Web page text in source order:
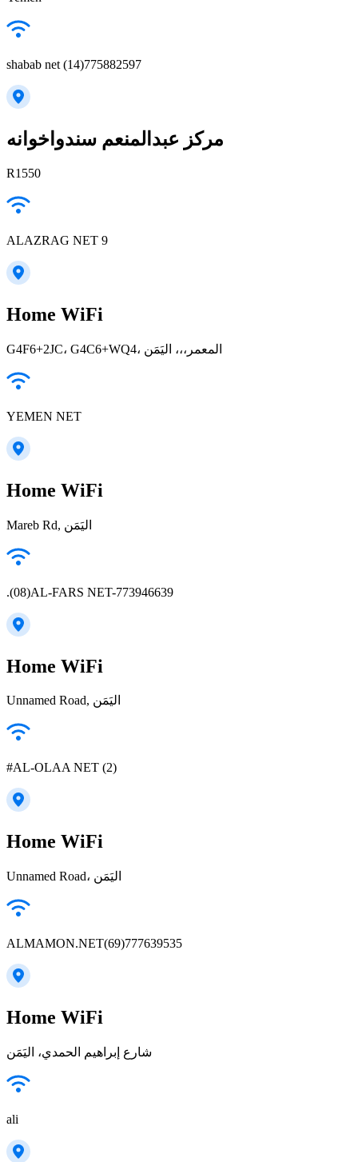
shabab net (14)775882597
مركز عبدالمنعم سندواخوانه
R1550
ALAZRAG NET 9
Home WiFi
G4F6+2JC، G4C6+WQ4، المعمر،،، اليَمَن
YEMEN NET
Home WiFi
Mareb Rd, اليَمَن
.(08)AL-FARS NET-773946639
Home WiFi
Unnamed Road, اليَمَن
#AL-OLAA NET (2)
Home WiFi
Unnamed Road، اليَمَن
ALMAMON.NET(69)777639535
Home WiFi
شارع إبراهيم الحمدي، اليَمَن
ali